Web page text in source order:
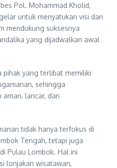
Pol. Mohammad Kholid,
untuk menyatukan visi dan
mendukung suksesnya
yang dijadwalkan awal
pihak yang terlibat memiliki
sehingga
lancar, dan
tidak hanya terfokus di
Tengah, tetapi juga
Pulau Lombok. Hal ini
lonjakan wisatawan,